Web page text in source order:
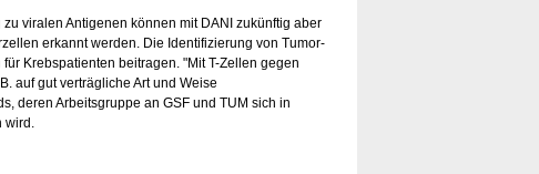
viralen Antigenen können mit DANI zukünftig aber
erkannt werden. Die Identifizierung von Tumor-
Krebspatienten beitragen. "Mit T-Zellen gegen
auf gut verträgliche Art und Weise
deren Arbeitsgruppe an GSF und TUM sich in